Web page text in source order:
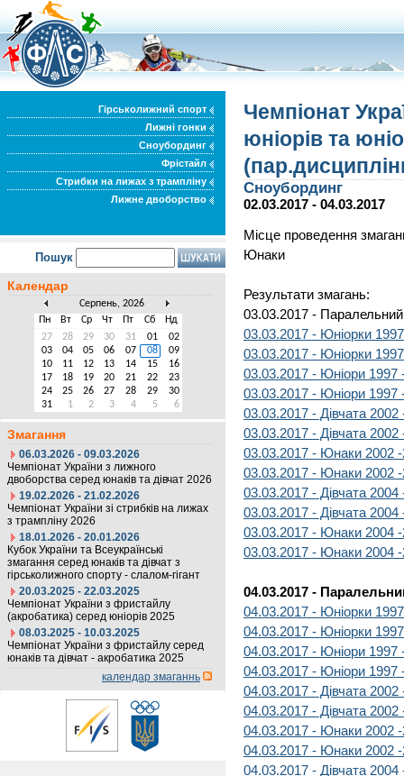
Гірськолижний спорт
Лижні гонки
Сноубординг
Фрістайл
Стрибки на лижах з трампліну
Лижне двоборство
Пошук
Календар
Серпень, 2026
Пн
Вт Ср Чт Пт Сб
Нд
27
28 29 30 31 01
02
03
04 05 06 07 08
09
10
11 12 13 14 15
16
17
18 19 20 21 22
23
24
25 26 27 28 29
30
31
1 2 3 4 5 6
Змагання
06.03.2026 - 09.03.2026
Чемпіонат України з лижного
двоборства серед юнаків та дівчат 2026
19.02.2026 - 21.02.2026
Чемпіонат України зі стрибків на лижах
з трампліну 2026
18.01.2026 - 20.01.2026
Кубок України та Всеукраїнські
змагання серед юнаків та дівчат з
гірськолижного спорту - слалом-гігант
20.03.2025 - 22.03.2025
Чемпіонат України з фристайлу
(акробатика) серед юніорів 2025
08.03.2025 - 10.03.2025
Чемпіонат України з фристайлу серед
юнаків та дівчат - акробатика 2025
календар змаганнь
Чемпіонат
юніорів та
Сноубординг
02.03.2017 - 04.03.2017
Місце проведення
Юнаки
Результати змагань:
03.03.2017 - Паралельний
03.03.2017 - Юніорки
03.03.2017 - Юніорки
03.03.2017 - Юніори 1997
03.03.2017 - Юніори 1997
03.03.2017 - Дівчата 2002
03.03.2017 - Дівчата
03.03.2017 - Юнаки 2002 -
03.03.2017 - Юнаки 2002
03.03.2017 - Дівчата 2004
03.03.2017 - Дівчата
03.03.2017 - Юнаки 2004 -
03.03.2017 - Юнаки 2004
04.03.2017 -
04.03.2017 - Юніорки
04.03.2017 - Юніорки
04.03.2017 - Юніори 1997
04.03.2017 - Юніори 1997
04.03.2017 - Дівчата 2002
04.03.2017 - Дівчата
04.03.2017 - Юнаки 2002 -
04.03.2017 - Юнаки 2002
04.03.2017 - Дівчата 2004